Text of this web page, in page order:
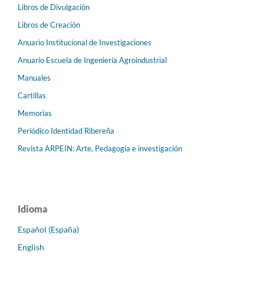
Libros de Divulgación
Libros de Creación
Anuario Institucional de Investigaciones
Anuario Escuela de Ingeniería Agroindustrial
Manuales
Cartillas
Memorias
Periódico Identidad Ribereña
Revista ARPEIN: Arte, Pedagogía e investigación
Idioma
Español (España)
English